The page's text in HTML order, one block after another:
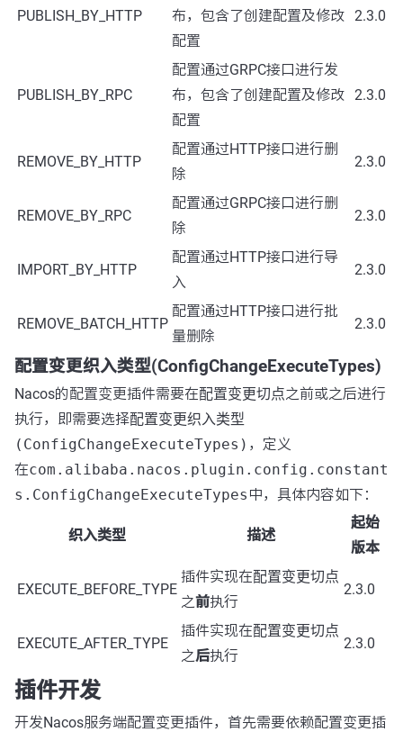
PUBLISH_BY_HTTP
布，包含了创建配置及修改
配置
2.3.0
PUBLISH_BY_RPC
配置通过GRPC接口进行发
布，包含了创建配置及修改
配置
2.3.0
REMOVE_BY_HTTP
配置通过HTTP接口进行删
除
2.3.0
REMOVE_BY_RPC
配置通过GRPC接口进行删
除
2.3.0
IMPORT_BY_HTTP
配置通过HTTP接口进行导
入
2.3.0
REMOVE_BATCH_HTTP
配置通过HTTP接口进行批
量删除
2.3.0
配置变更织入类型(ConfigChangeExecuteTypes)
Nacos的配置变更插件需要在配置变更切点之前或之后进行
执行，即需要选择配置变更织入类型
(ConfigChangeExecuteTypes) ，定义
在com.alibaba.nacos.plugin.config.constant
s.ConfigChangeExecuteTypes 中，具体内容如下：
织入类型 描述
起始
版本
EXECUTE_BEFORE_TYPE
插件实现在配置变更切点
之前执行
2.3.0
EXECUTE_AFTER_TYPE
插件实现在配置变更切点
之后执行
2.3.0
插件开发
开发Nacos服务端配置变更插件，首先需要依赖配置变更插